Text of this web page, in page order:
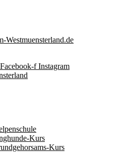
Westmuensterland.de
Facebook-f Instagram
Kurs
Kurs